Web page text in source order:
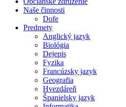
Naše činnosti
Dofe
Predmety
Anglický jazyk
Biológia
Dejepis
Fyzika
Francúzsky jazyk
Geografia
Hvezdáreň
Španielsky jazyk